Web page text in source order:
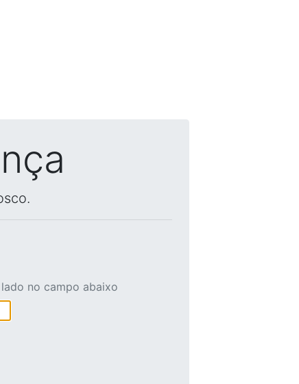
no campo abaixo